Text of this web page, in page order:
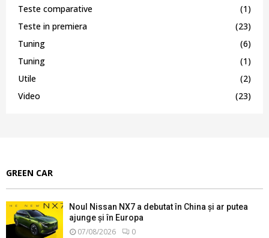
Teste comparative
(1)
Teste in premiera
(23)
Tuning
(6)
Tuning
(1)
Utile
(2)
Video
(23)
GREEN CAR
Noul Nissan NX7 a debutat în China și ar putea
ajunge și în Europa
07/08/2026 0